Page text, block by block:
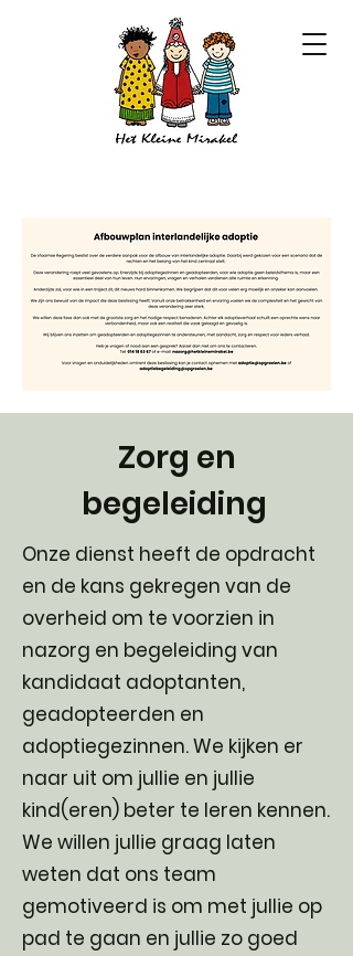
Zorg en
begeleiding
Onze dienst heeft de opdracht
en de kans gekregen van de
overheid om te voorzien in
nazorg en begeleiding van
kandidaat adoptanten,
geadopteerden en
adoptiegezinnen. We kijken er
naar uit om jullie en jullie
kind(eren) beter te leren kennen.
We willen jullie graag laten
weten dat ons team
gemotiveerd is om met jullie op
pad te gaan en jullie zo goed